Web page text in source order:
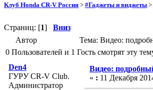
Клуб Honda CR-V Россия > #Гаджеты и виджеты >
Страниц: [1] Вниз
Автор
Тема: Видео:
0 Пользователей и 1 Гость смотрят эту
Den4
ГУРУ CR-V Club.
Администратор
Видео:
« : 11 Декабря